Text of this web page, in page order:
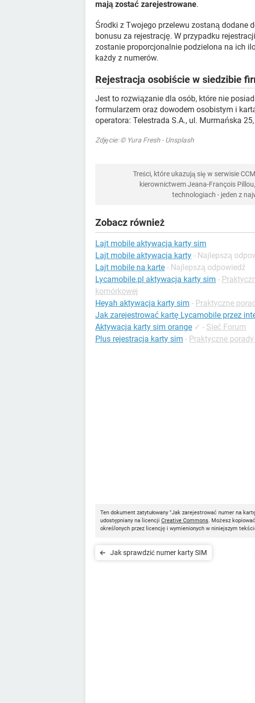
mają zostać zarejestrowane.
Środki z Twojego przelewu zostaną dodane
bonusu za rejestrację. W przypadku
zostanie proporcjonalnie podzielona na ich
każdy z numerów.
Rejestracja osobiście w siedzibie
Jest to rozwiązanie dla osób, które nie
formularzem oraz dowodem osobistym i
operatora: Telestrada S.A., ul. Murmańska
Zdjęcie: © Yura Fresh - Unsplash
Treści, które ukazują się w serwisie
kierownictwem Jeana-François
technologiach - jeden z
Zobacz również
Lajt mobile aktywacja karty sim
Lajt mobile aktywacja karty - Najlepszą
Lajt mobile na karte - Najlepszą odpowiedź
Lycamobile.pl aktywacja karty sim -
komórkowej
Heyah aktywacja karty sim - Praktyczne
Jak zarejestrować kartę Lycamobile przez
Aktywacja karty sim orange ✓ - Sieć Forum
Plus rejestracja karty sim - Praktyczne
Ten dokument zatytułowany "Jak zarejestrować numer na
udostępniany na licencji Creative Commons. Możesz
określonych przez licencję i wymienionych w niniejszym
Jak sprawdzić numer karty SIM